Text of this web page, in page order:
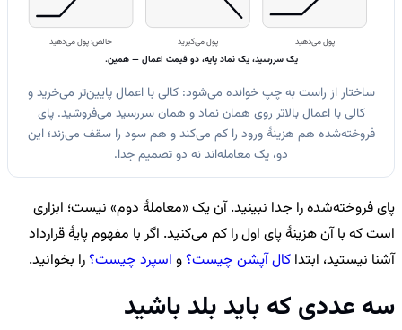
پول می‌دهید پول می‌گیرید خالص: پول می‌دهید
یک سررسید، یک نماد پایه، دو قیمت اعمال — همین.
ساختار از راست به چپ خوانده می‌شود: کالی با اعمال پایین‌تر می‌خرید و
کالی با اعمال بالاتر روی همان نماد و همان سررسید می‌فروشید. پای
فروخته‌شده هم هزینهٔ ورود را کم می‌کند و هم سود را سقف می‌زند؛ این
دو، یک معامله‌اند نه دو تصمیم جدا.
پای فروخته‌شده را جدا نبینید. آن یک «معاملهٔ دوم» نیست؛ ابزاری
است که با آن هزینهٔ پای اول را کم می‌کنید. اگر با مفهوم پایهٔ قرارداد
آشنا نیستید، ابتدا کال آپشن چیست؟و اسپرد چیست؟را بخوانید.
سه عددی که باید بلد باشید